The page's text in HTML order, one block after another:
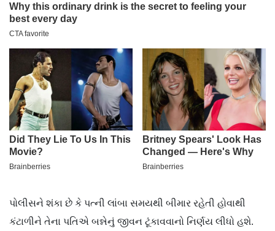
પોલીસને શંકા છે કે પત્ની લાંબા સમયથી બીમાર રહેતી હોવાથી
કંટાળીને તેના પતિએ બન્નેનું જીવન ટૂંકાવવાનો નિર્ણય લીધો હશે.